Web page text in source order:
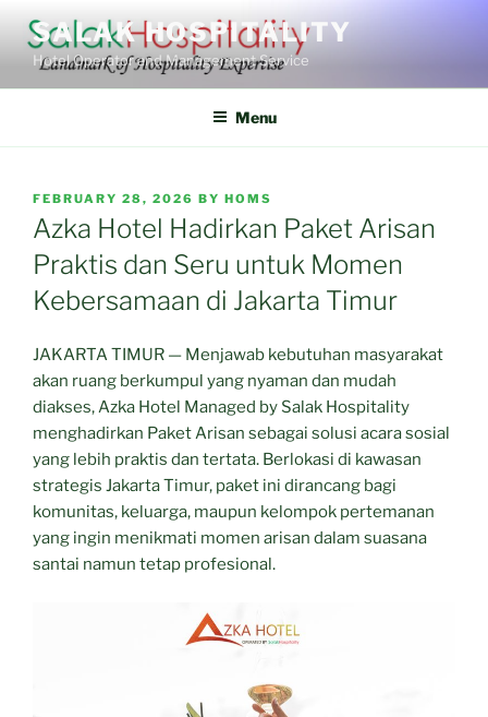
content
SALAK HOSPITALITY
Hotel Operator and Management Service
Menu
POSTED
ON
FEBRUARY 28, 2026 BY HOMS
Azka Hotel Hadirkan Paket Arisan
Praktis dan Seru untuk Momen
Kebersamaan di Jakarta Timur
JAKARTA TIMUR — Menjawab kebutuhan masyarakat
akan ruang berkumpul yang nyaman dan mudah
diakses, Azka Hotel Managed by Salak Hospitality
menghadirkan Paket Arisan sebagai solusi acara sosial
yang lebih praktis dan tertata. Berlokasi di kawasan
strategis Jakarta Timur, paket ini dirancang bagi
komunitas, keluarga, maupun kelompok pertemanan
yang ingin menikmati momen arisan dalam suasana
santai namun tetap profesional.